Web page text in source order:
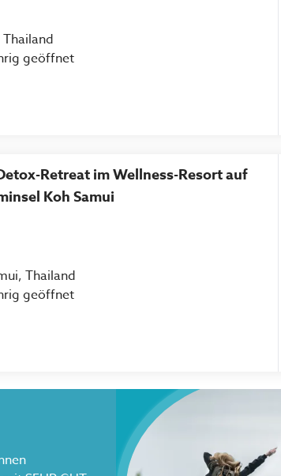
geöffnet
Retreat im Wellness-Resort auf
Koh Samui
Thailand
geöffnet